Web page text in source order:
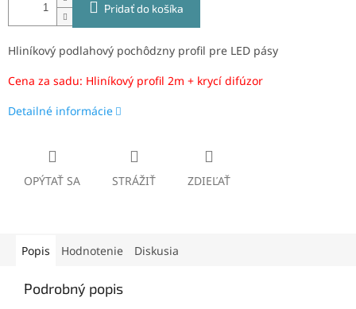
Pridať do košíka
Hliníkový podlahový pochôdzny profil pre LED pásy
Cena za sadu: Hliníkový profil 2m + krycí difúzor
Detailné informácie
OPÝTAŤ SA STRÁŽIŤ ZDIEĽAŤ
Popis Hodnotenie Diskusia
Podrobný popis